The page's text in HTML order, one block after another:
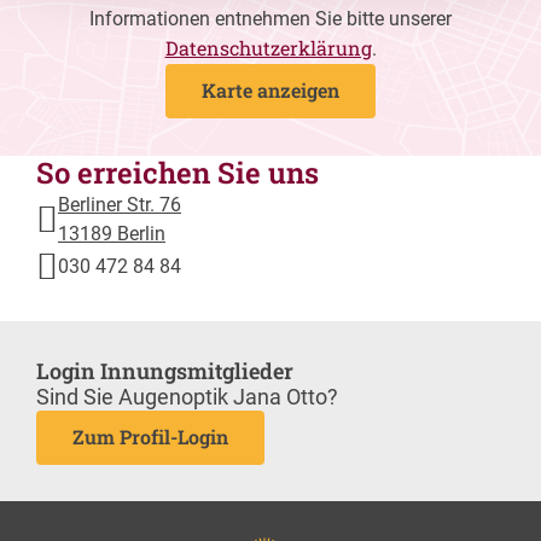
Informationen entnehmen Sie bitte unserer
Datenschutzerklärung.
Karte anzeigen
So erreichen Sie uns
Berliner Str. 76
13189 Berlin
030 472 84 84
Login Innungsmitglieder
Sind Sie Augenoptik Jana Otto?
Zum Profil-Login